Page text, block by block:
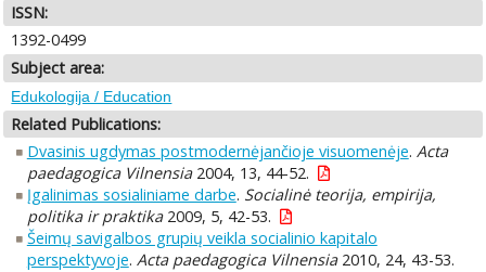
ISSN:
1392-0499
Subject area:
Edukologija / Education
Related Publications:
Dvasinis ugdymas postmodernėjančioje visuomenėje. Acta
paedagogica Vilnensia2004, 13, 44-52.
Įgalinimas sosialiniame darbe. Socialinė teorija, empirija,
politika ir praktika2009, 5, 42-53.
Šeimų savigalbos grupių veikla socialinio kapitalo
perspektyvoje. Acta paedagogica Vilnensia2010, 24, 43-53.